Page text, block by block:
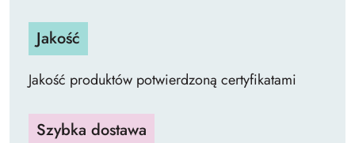
Jakość
Jakość produktów potwierdzoną certyfikatami
Szybka dostawa